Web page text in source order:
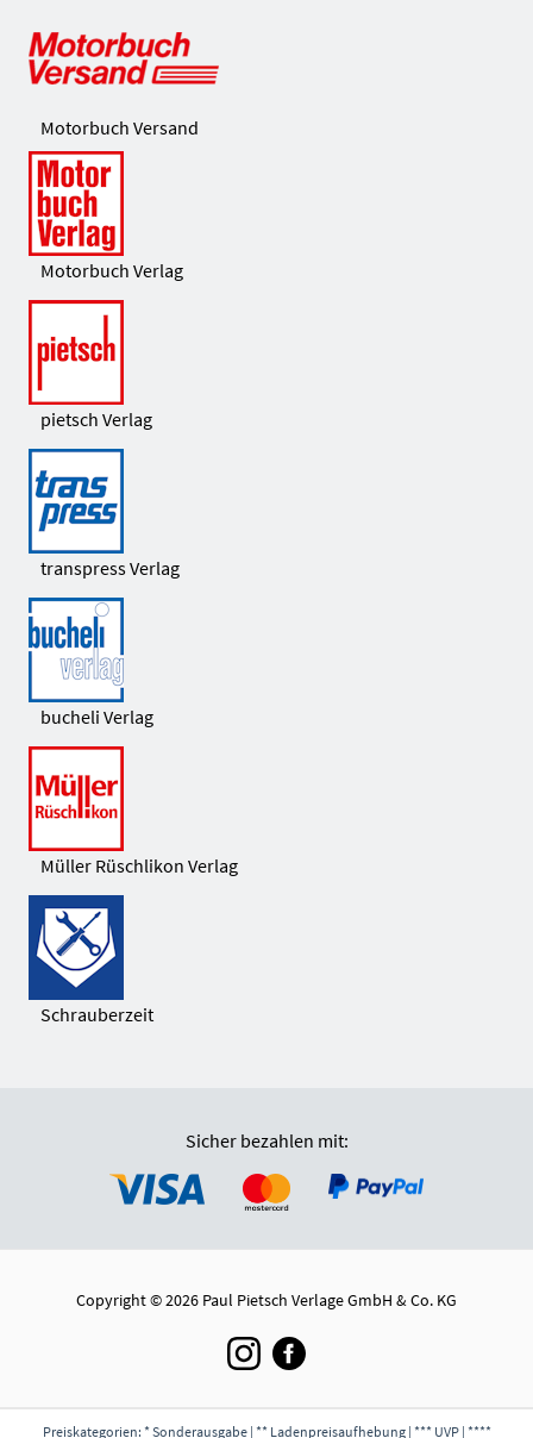
Motorbuch Versand
Motorbuch Verlag
pietsch Verlag
transpress Verlag
bucheli Verlag
Müller Rüschlikon Verlag
Schrauberzeit
Sicher bezahlen mit:
Copyright © 2026 Paul Pietsch Verlage GmbH & Co. KG
Preiskategorien: * Sonderausgabe | ** Ladenpreisaufhebung | *** UVP | ****